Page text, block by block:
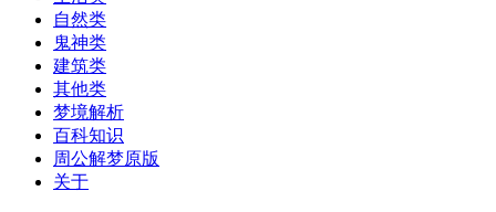
自然类
鬼神类
建筑类
其他类
梦境解析
百科知识
周公解梦原版
关于